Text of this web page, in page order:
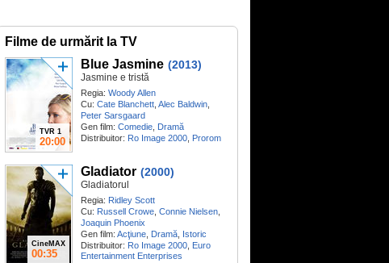
Filme de urmărit la TV
TVR 1
20:00
Blue Jasmine (2013)
Jasmine e tristă
Regia: Woody Allen
Cu: Cate Blanchett Alec Baldwin
Peter Sarsgaard
Gen film: Comedie Dramă
Distribuitor: Ro Image 2000 Prorom
CineMAX
00:35
Gladiator (2000)
Gladiatorul
Regia: Ridley Scott
Cu: Russell Crowe Connie Nielsen
Joaquin Phoenix
Gen film: Acţiune Dramă Istoric
Distribuitor: Ro Image 2000 Euro
Entertainment Enterprises